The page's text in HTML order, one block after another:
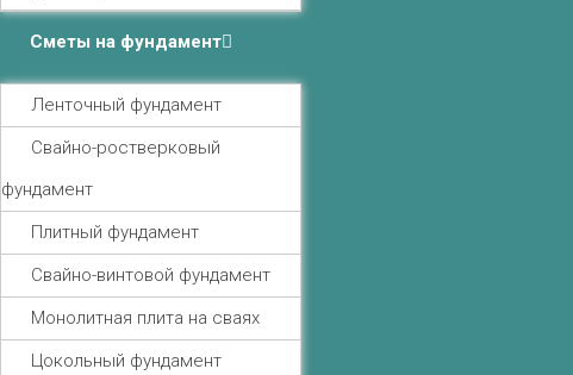
Сметы на фундамент
Ленточный фундамент
Свайно-ростверковый
фундамент
Плитный фундамент
Свайно-винтовой фундамент
Монолитная плита на сваях
Цокольный фундамент